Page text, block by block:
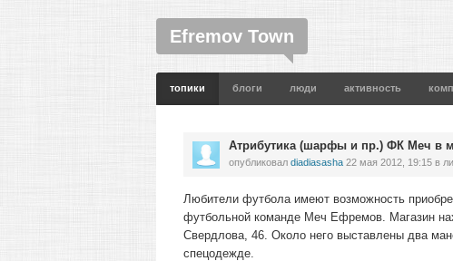
Efremov Town
топики блоги люди активность
Атрибутика (шарфы и пр.) ФК Меч в
опубликовал diadiasasha 22 мая 2012, 19:15 в
Любители футбола имеют возможность
футбольной команде Меч Ефремов. Магазин
Свердлова, 46. Около него выставлены два
спецодежде.